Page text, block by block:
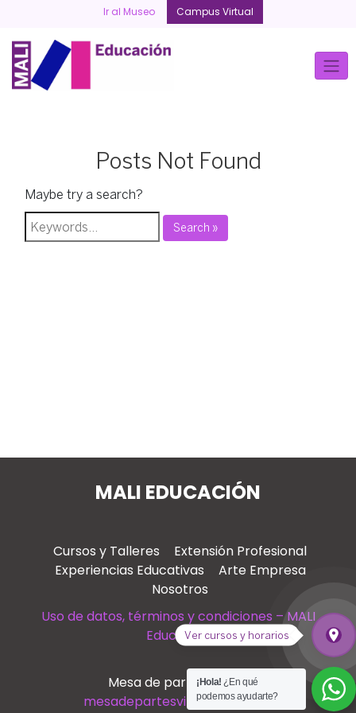
content
Ir al Museo Campus Virtual
Posts Not Found
Maybe try a search?
Search »
MALI EDUCACIÓN
Cursos y Talleres
Extensión Profesional
Experiencias Educativas
Arte Empresa
Nosotros
Uso de datos, términos y condiciones – MALI
Educación
Mesa de partes virtual
mesadepartesvirtual@mali.pe
¡Hola! ¿En qué
podemos ayudarte?
Ver
place
Ver cursos y horarios